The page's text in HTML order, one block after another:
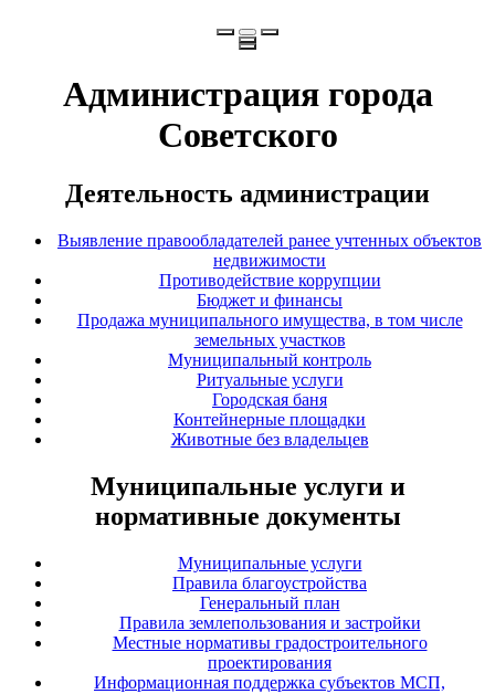
Администрация города
Советского
Деятельность администрации
Выявление правообладателей ранее учтенных объектов
недвижимости
Противодействие коррупции
Бюджет и финансы
Продажа муниципального имущества, в том числе
земельных участков
Муниципальный контроль
Ритуальные услуги
Городская баня
Контейнерные площадки
Животные без владельцев
Муниципальные услуги и
нормативные документы
Муниципальные услуги
Правила благоустройства
Генеральный план
Правила землепользования и застройки
Местные нормативы градостроительного
проектирования
Информационная поддержка субъектов МСП,